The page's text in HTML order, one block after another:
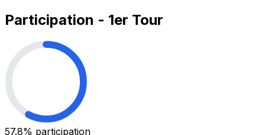
Participation - 1er Tour
57.8% participation